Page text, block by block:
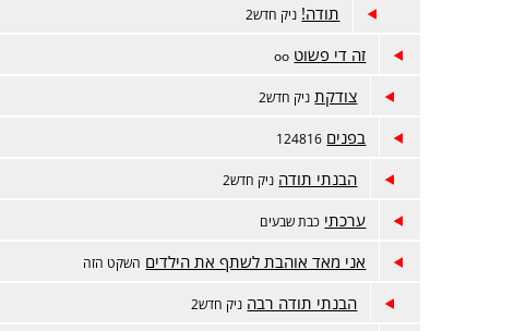
תודה! ניק חדש2
זה די פשוט oo
צודקת ניק חדש2
בפנים 124816
הבנתי תודה ניק חדש2
ערכתי כבת שבעים
אני מאד אוהבת לשתף את הילדים השקט הזה
הבנתי תודה רבה ניק חדש2